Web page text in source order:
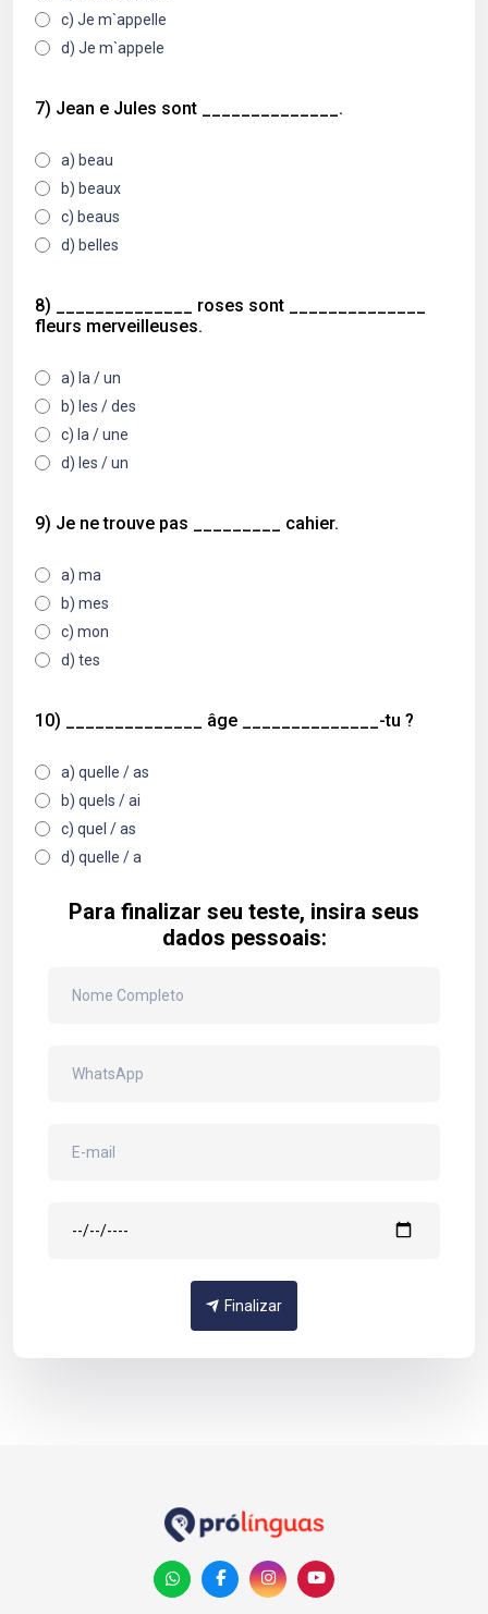
c) Je m`appelle
d) Je m`appele
7) Jean e Jules sont ______________.
a) beau
b) beaux
c) beaus
d) belles
8) ______________ roses sont ______________
fleurs merveilleuses.
a) la / un
b) les / des
c) la / une
d) les / un
9) Je ne trouve pas _________ cahier.
a) ma
b) mes
c) mon
d) tes
10) ______________ âge ______________-tu ?
a) quelle / as
b) quels / ai
c) quel / as
d) quelle / a
Para finalizar seu teste, insira seus
dados pessoais:
Finalizar